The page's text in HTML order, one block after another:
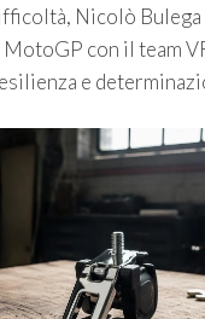
Nicolò
con il team
e